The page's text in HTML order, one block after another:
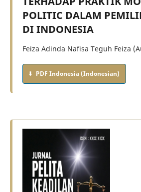
POLITIC DALAM
DI INDONESIA
Feiza Adinda Nafisa Teguh Feiza
PDF Indonesia (Indonesian)